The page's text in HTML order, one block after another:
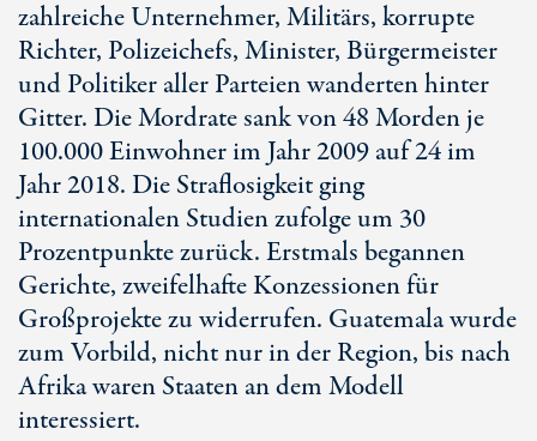
zahlreiche Unternehmer, Militärs, korrupte
Richter, Polizeichefs, Minister, Bürgermeister
und Politiker aller Parteien wanderten hinter
Gitter. Die Mordrate sank von 48 Morden je
100.000 Einwohner im Jahr 2009 auf 24 im
Jahr 2018. Die Straflosigkeit ging
internationalen Studien zufolge um 30
Prozentpunkte zurück. Erstmals begannen
Gerichte, zweifelhafte Konzessionen für
Großprojekte zu widerrufen. Guatemala wurde
zum Vorbild, nicht nur in der Region, bis nach
Afrika waren Staaten an dem Modell
interessiert.